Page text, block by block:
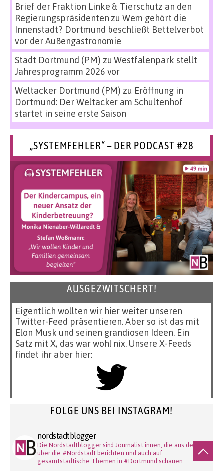
Brief der Fraktion Linke & Tierschutz an den
Regierungspräsidenten zu Wem gehört die
Innenstadt? Dortmund beschließt Bettelverbot
vor der Außengastronomie
Stadt Dortmund (PM) zu Westfalenpark stellt
Jahresprogramm 2026 vor
Weltacker Dortmund (PM) zu Eröffnung in
Dortmund: Der Weltacker am Schultenhof
startet in seine erste Saison
„SYSTEMFEHLER“ – DER PODCAST #28
AUSGEZWITSCHERT!
Eigentlich wollten wir hier weiter unseren
Twitter-Feed präsentieren. Aber so ist das mit
Elon Musk und seinen grandiosen Ideen. Ein
Satz mit X, das war wohl nix. Unsere X-Feeds
findet ihr aber hier:
FOLGE UNS BEI INSTAGRAM!
nordstadtblogger
Die Nordstadtblogger sind Journalist:innen, die aus der und
über die #Nordstadt berichten und auch auf
gesamtstädtische Themen in #Dortmund schauen